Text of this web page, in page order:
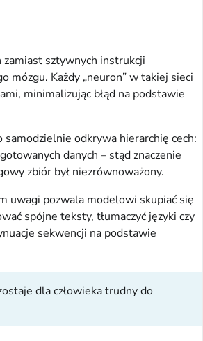
sztywnych instrukcji
Każdy „neuron” w takiej sieci
minimalizując błąd na podstawie
odkrywa hierarchię cech:
danych – stąd znaczenie
zbiór był niezrównoważony.
uwagi pozwala modelowi skupiać się
spójne teksty, tłumaczyć języki czy
sekwencji na podstawie
dla człowieka trudny do